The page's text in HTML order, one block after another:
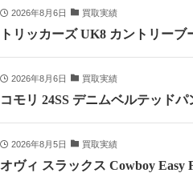
2026年8月6日 買取実績
トリッカーズ UK8 カントリー
2026年8月6日 買取実績
コモリ 24SS デニムベルテッドパ
2026年8月5日 買取実績
オヴィ スラックス Cowboy Easy